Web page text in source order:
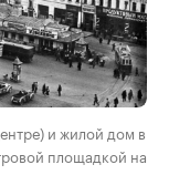
и жилой дом в
площадкой на